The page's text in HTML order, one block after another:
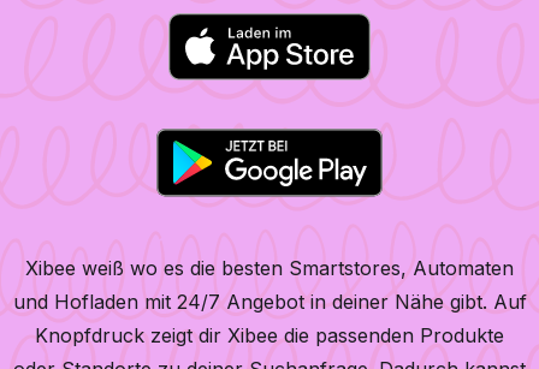
Xibee weiß wo es die besten Smartstores, Automaten
und Hofladen mit 24/7 Angebot in deiner Nähe gibt. Auf
Knopfdruck zeigt dir Xibee die passenden Produkte